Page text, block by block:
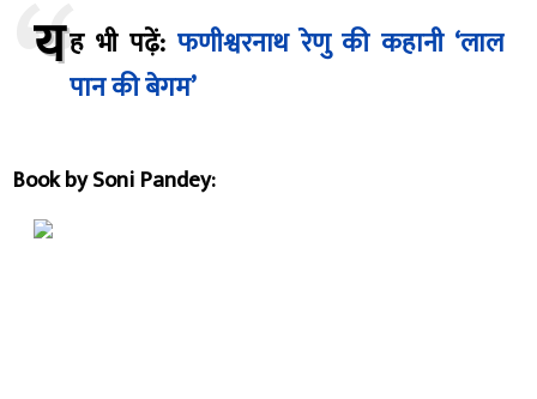
यह भी पढ़ें: फणीश्वरनाथ रेणु की कहानी ‘लाल
पान की बेगम’
Book by Soni Pandey: